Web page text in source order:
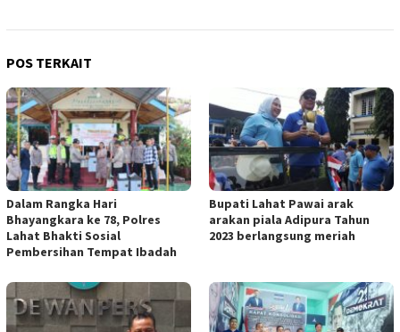
POS TERKAIT
Dalam Rangka Hari
Bhayangkara ke 78, Polres
Lahat Bhakti Sosial
Pembersihan Tempat Ibadah
Bupati Lahat Pawai arak
arakan piala Adipura Tahun
2023 berlangsung meriah